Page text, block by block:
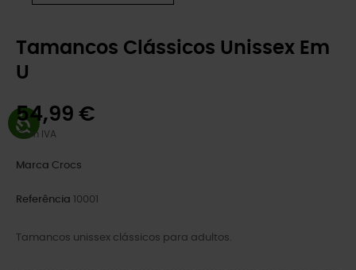
Tamancos Clássicos Unissex Em
U
54,99 €
Com IVA
Marca Crocs
Referência 10001
Tamancos unissex clássicos para adultos.